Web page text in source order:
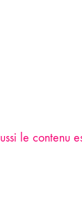
le contenu